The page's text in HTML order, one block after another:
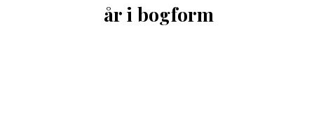
år i bogform